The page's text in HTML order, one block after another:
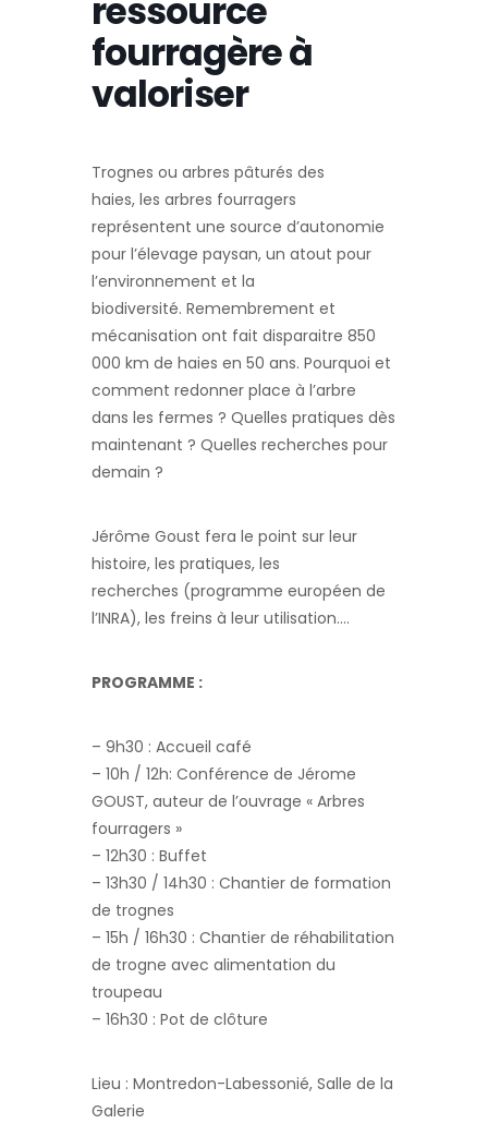
ressource
fourragère à
valoriser
Trognes ou arbres pâturés des
haies, les arbres fourragers
représentent une source d’autonomie
pour l’élevage paysan, un atout pour
l’environnement et la
biodiversité. Remembrement et
mécanisation ont fait disparaitre 850
000 km de haies en 50 ans. Pourquoi et
comment redonner place à l’arbre
dans les fermes ? Quelles pratiques dès
maintenant ? Quelles recherches pour
demain ?
Jérôme Goust fera le point sur leur
histoire, les pratiques, les
recherches (programme européen de
l’INRA), les freins à leur utilisation….
PROGRAMME :
– 9h30 : Accueil café
– 10h / 12h: Conférence de Jérome
GOUST, auteur de l’ouvrage « Arbres
fourragers »
– 12h30 : Buffet
– 13h30 / 14h30 : Chantier de formation
de trognes
– 15h / 16h30 : Chantier de réhabilitation
de trogne avec alimentation du
troupeau
– 16h30 : Pot de clôture
Lieu : Montredon-Labessonié, Salle de la
Galerie